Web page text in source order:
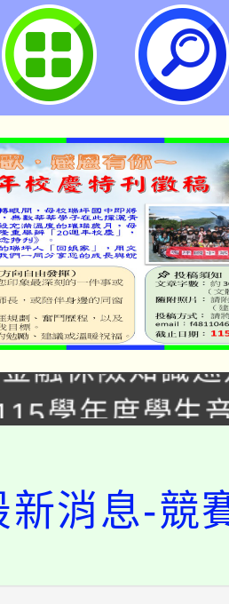
115年度「馬幼有
送所」活動資訊
照。-桃園市立瑞
115學年度第
教師甄選結果(
融保險知識
學年度學生
教師甄選結果(
115學年度第
教師甄選結果(
文化大學推廣
》溝通分析基
縣政府辦理
新消息-競